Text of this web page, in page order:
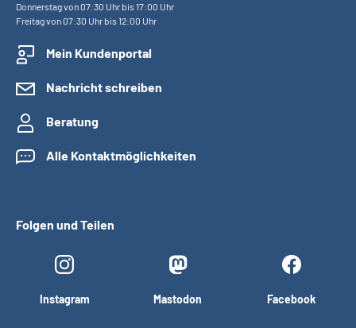
Donnerstag von 07:30 Uhr bis 17:00 Uhr
Freitag von 07:30 Uhr bis 12:00 Uhr
Mein Kundenportal
Nachricht schreiben
Beratung
Alle Kontaktmöglichkeiten
Folgen und Teilen
Instagram Mastodon Facebook